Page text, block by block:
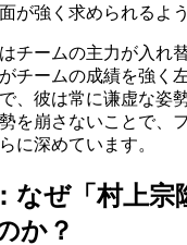
が強く求められるよ
チームの主力が入れ
チームの成績を強く
、彼は常に谦虚な姿
を崩さないことで、
に深めています。
なぜ「村上宗
か？